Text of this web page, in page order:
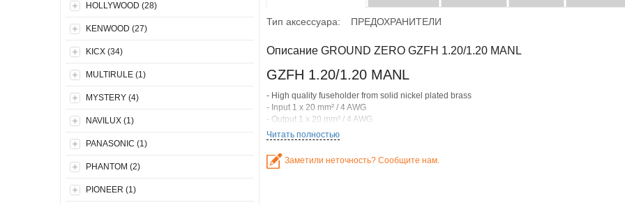
HOLLYWOOD (28)
KENWOOD (27)
KICX (34)
MULTIRULE (1)
MYSTERY (4)
NAVILUX (1)
PANASONIC (1)
PHANTOM (2)
PIONEER (1)
Тип аксессуара: ПРЕДОХРАНИТЕЛИ
Описание GROUND ZERO GZFH 1.20/1.20 MANL
GZFH 1.20/1.20 MANL
- High quality fuseholder from solid nickel plated brass
- Input 1 x 20 mm² / 4 AWG
- Output 1 x 20 mm² / 4 AWG
Читать полностью
Заметили неточность? Сообщите нам.